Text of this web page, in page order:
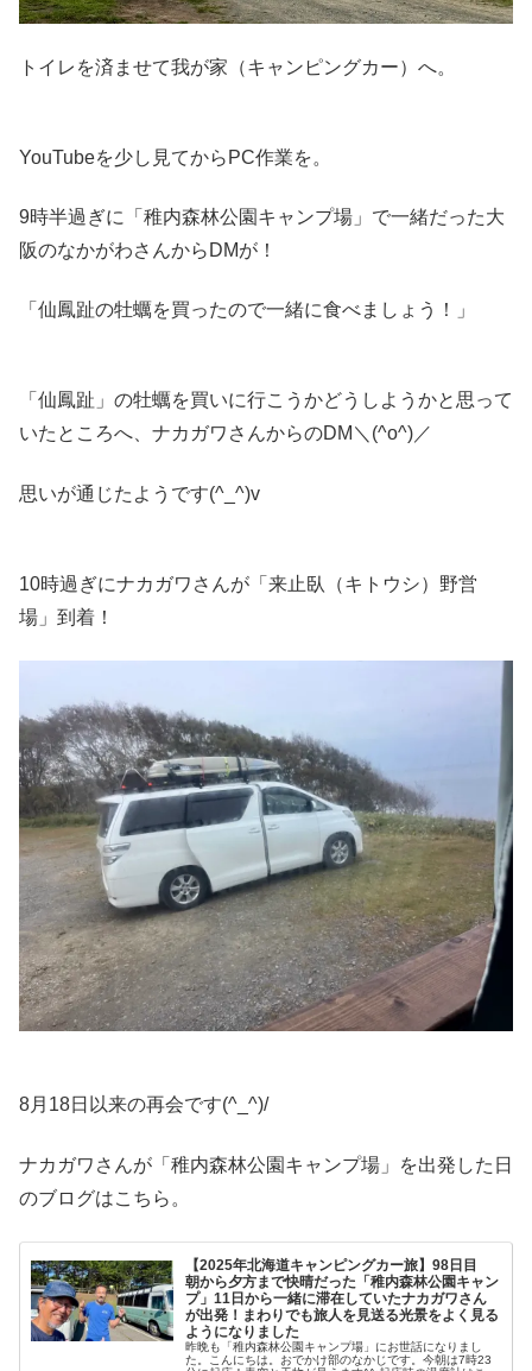
トイレを済ませて我が家（キャンピングカー）へ。
YouTubeを少し見てからPC作業を。
9時半過ぎに「稚内森林公園キャンプ場」で一緒だった大
阪のなかがわさんからDMが！
「仙鳳趾の牡蠣を買ったので一緒に食べましょう！」
「仙鳳趾」の牡蠣を買いに行こうかどうしようかと思って
いたところへ、ナカガワさんからのDM＼(^o^)／
思いが通じたようです(^_^)v
10時過ぎにナカガワさんが「来止臥（キトウシ）野営
場」到着！
8月18日以来の再会です(^_^)/
ナカガワさんが「稚内森林公園キャンプ場」を出発した日
のブログはこちら。
【2025年北海道キャンピングカー旅】98日目
朝から夕方まで快晴だった「稚内森林公園キャン
プ」11日から一緒に滞在していたナカガワさん
が出発！まわりでも旅人を見送る光景をよく見る
ようになりました
昨晩も「稚内森林公園キャンプ場」にお世話になりまし
た。こんにちは。おでかけ部のなかじです。今朝は7時23